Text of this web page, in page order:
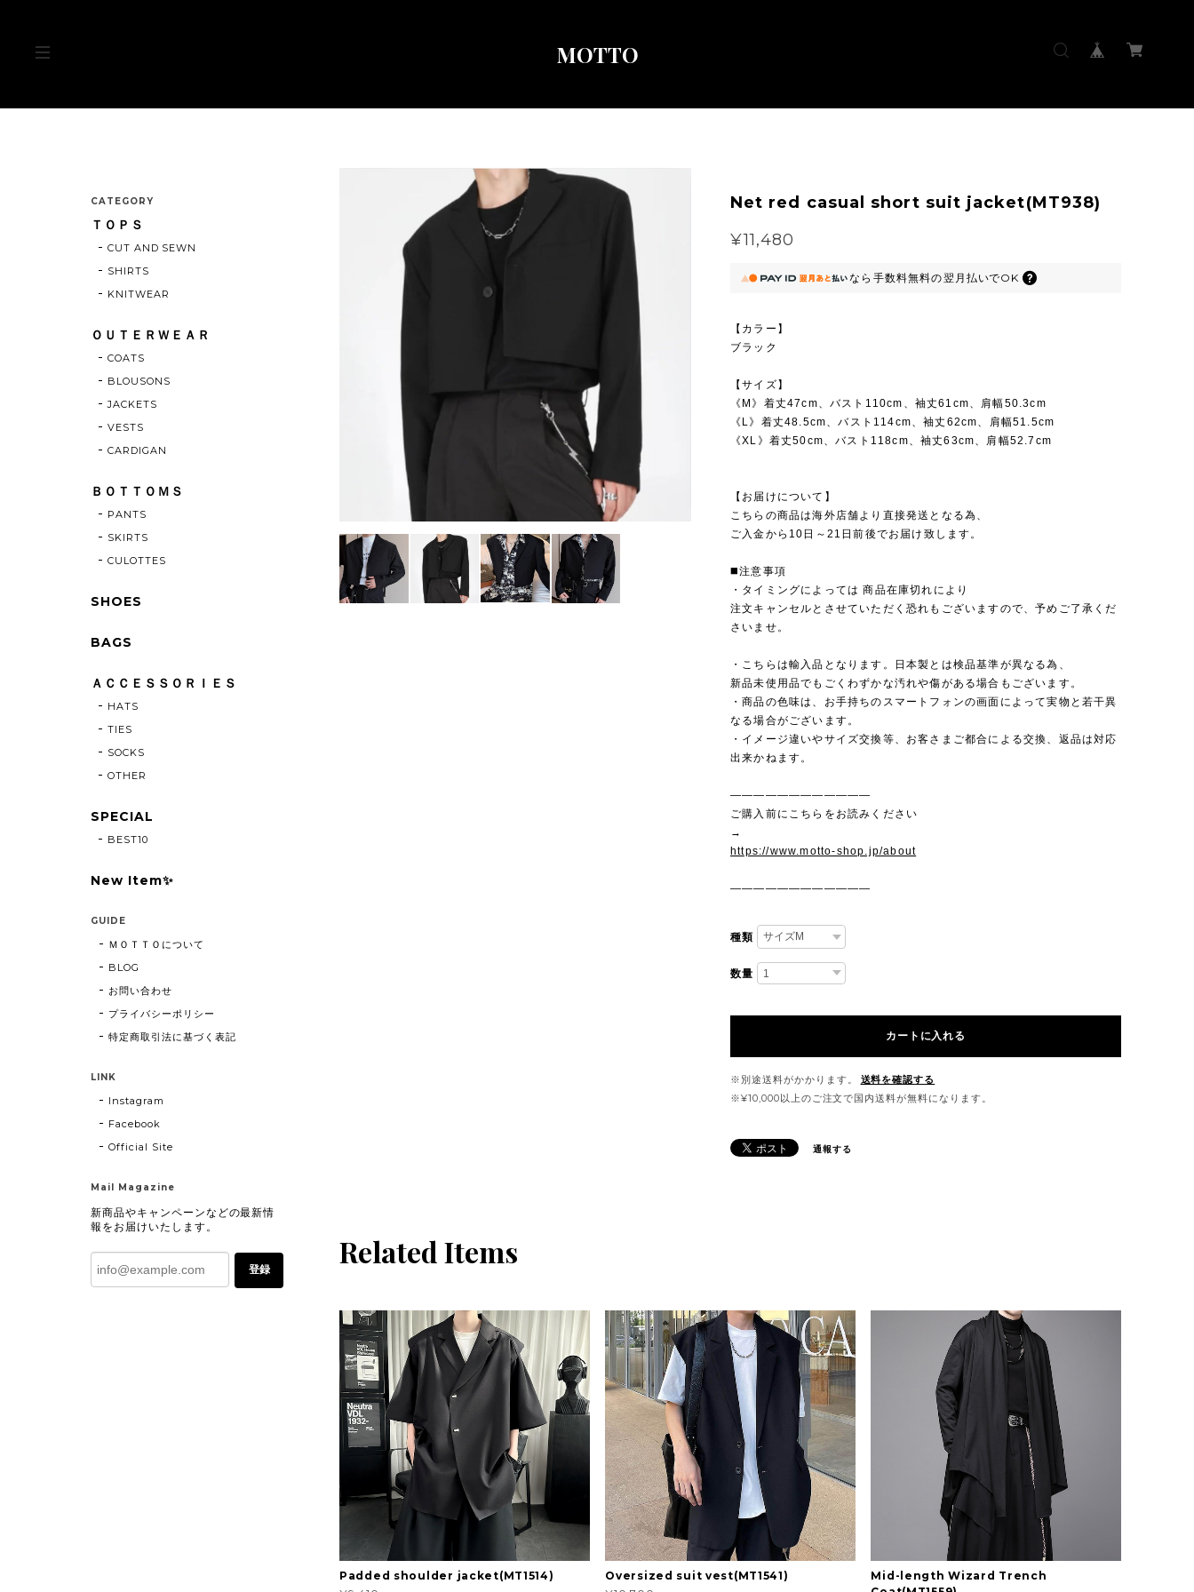
MOTTO
Net red casual short suit jacket(MT938)
¥11,480
なら 手数料無料の翌月払いでOK
【カラー】
ブラック
【サイズ】
《M》着丈47cm、バスト110cm、袖丈61cm、肩幅50.3cm
《L》着丈48.5cm、バスト114cm、袖丈62cm、肩幅51.5cm
《XL》着丈50cm、バスト118cm、袖丈63cm、肩幅52.7cm
【お届けについて】
こちらの商品は海外店舗より直接発送となる為、
ご入金から10日～21日前後でお届け致します。
◼️注意事項
・タイミングによっては 商品在庫切れにより
注文キャンセルとさせていただく恐れもございますので、予めご了承くだ
さいませ。
・こちらは輸入品となります。日本製とは検品基準が異なる為、
新品未使用品でもごくわずかな汚れや傷がある場合もございます。
・商品の色味は、お手持ちのスマートフォンの画面によって実物と若干異
なる場合がございます。
・イメージ違いやサイズ交換等、お客さまご都合による交換、返品は対応
出来かねます。
————————————
ご購入前にこちらをお読みください
→
https://www.motto-shop.jp/about
————————————
種類
数量
カートに入れる
※別途送料がかかります。
送料を確認する
※¥10,000以上のご注文で国内送料が無料になります。
通報する
Related Items
Padded shoulder jacket(MT1514)
Oversized suit vest(MT1541)
Mid-length Wizard Trench
CATEGORY
ＴＯＰＳ
CUT AND SEWN
SHIRTS
KNITWEAR
ＯＵＴＥＲＷＥＡＲ
COATS
BLOUSONS
JACKETS
VESTS
CARDIGAN
ＢＯＴＴＯＭＳ
PANTS
SKIRTS
CULOTTES
SHOES
BAGS
ＡＣＣＥＳＳＯＲＩＥＳ
HATS
TIES
SOCKS
OTHER
SPECIAL
BEST10
New Item✨
GUIDE
ＭＯＴＴＯについて
BLOG
お問い合わせ
プライバシーポリシー
特定商取引法に基づく表記
LINK
Instagram
Facebook
Official Site
Mail Magazine
新商品やキャンペーンなどの最新情
報をお届けいたします。
登録